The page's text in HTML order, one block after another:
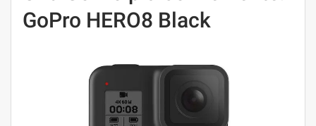
GoPro HERO8 Black